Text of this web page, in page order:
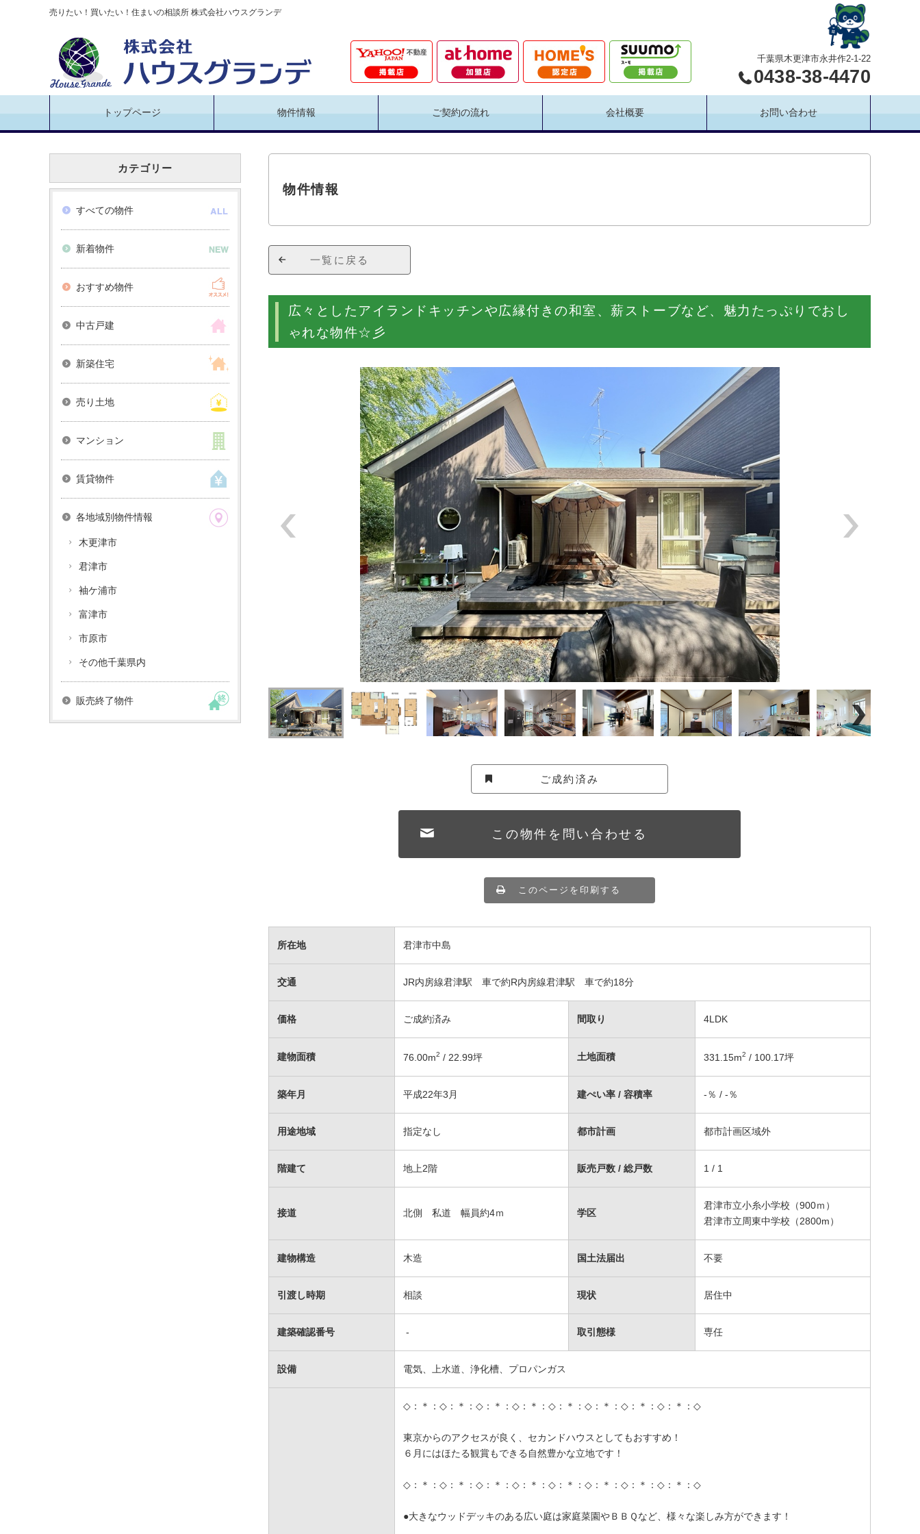
売りたい！買いたい！住まいの相談所 株式会社ハウスグランデ
千葉県木更津市永井作2-1-22
0438-38-4470
トップページ 物件情報 ご契約の流れ 会社概要 お問い合わせ
物件情報
一覧に戻る
広々としたアイランドキッチンや広縁付きの和室、薪ストーブなど、魅力たっぷりでおし
ゃれな物件☆彡
ご成約済み
この物件を問い合わせる
このページを印刷する
所在地 君津市中島
交通 JR内房線君津駅 車で約R内房線君津駅 車で約18分
価格 ご成約済み 間取り 4LDK
建物面積 76.00m2 / 22.99坪 土地面積 331.15m2 / 100.17坪
築年月 平成22年3月 建ぺい率 / 容積率 -％ / -％
用途地域 指定なし 都市計画 都市計画区域外
階建て 地上2階 販売戸数 / 総戸数 1 / 1
接道 北側 私道 幅員約4ｍ 学区
君津市立小糸小学校（900ｍ）
君津市立周東中学校（2800m）
建物構造 木造 国土法届出 不要
引渡し時期 相談 現状 居住中
建築確認番号 - 取引態様 専任
設備 電気、上水道、浄化槽、プロパンガス
◇：＊：◇：＊：◇：＊：◇：＊：◇：＊：◇：＊：◇：＊：◇：＊：◇
東京からのアクセスが良く、セカンドハウスとしてもおすすめ！
６月にはほたる観賞もできる自然豊かな立地です！
◇：＊：◇：＊：◇：＊：◇：＊：◇：＊：◇：＊：◇：＊：◇：＊：◇
●大きなウッドデッキのある広い庭は家庭菜園やＢＢＱなど、様々な楽しみ方ができます！
カテゴリー
すべての物件
新着物件
おすすめ物件
中古戸建
新築住宅
売り土地
マンション
賃貸物件
各地域別物件情報
木更津市
君津市
袖ケ浦市
富津市
市原市
その他千葉県内
販売終了物件